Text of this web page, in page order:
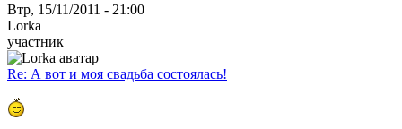
Втр, 15/11/2011 - 21:00
Lorka
участник
Re: А вот и моя свадьба состоялась!